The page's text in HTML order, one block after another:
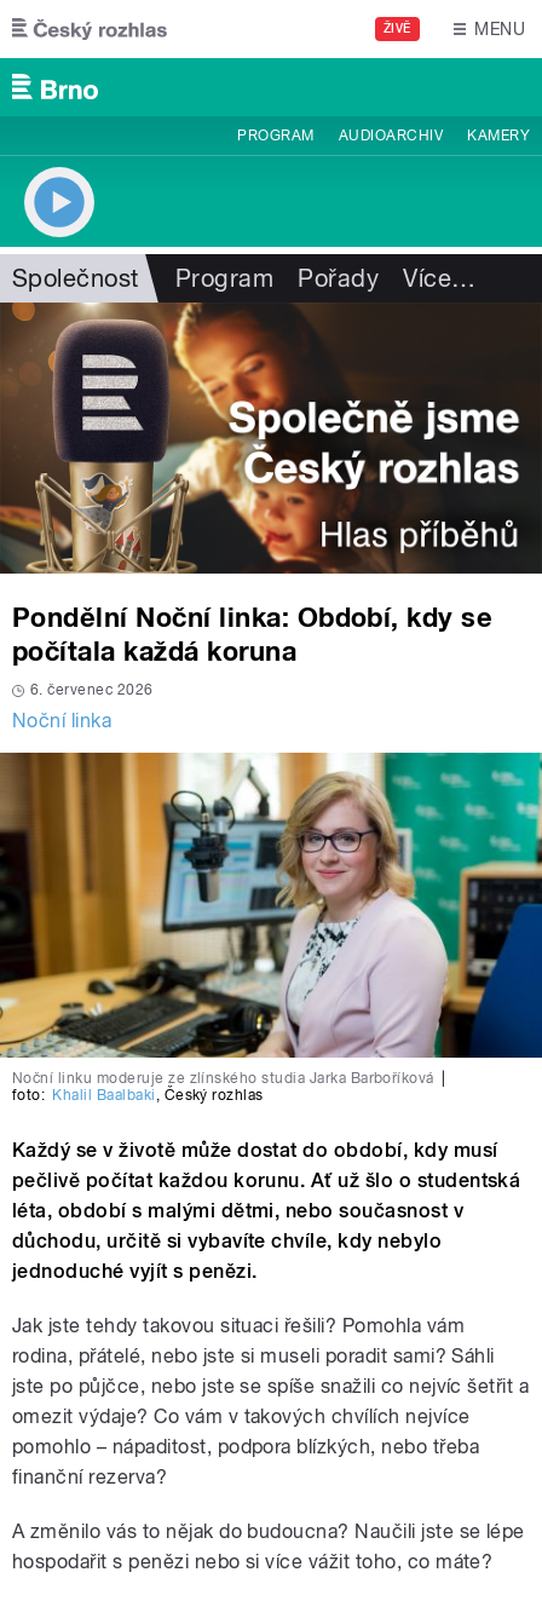
Přejít k hlavnímu obsahu
ŽIVĚ MENU
PROGRAM AUDIOARCHIV KAMERY
Společnost Program Pořady Více…
Pondělní Noční linka: Období, kdy se
počítala každá koruna
6. červenec 2026
Noční linka
Noční linku moderuje ze zlínského studia Jarka Barboříková
foto: Khalil Baalbaki , Český rozhlas
Každý se v životě může dostat do období, kdy musí
pečlivě počítat každou korunu. Ať už šlo o studentská
léta, období s malými dětmi, nebo současnost v
důchodu, určitě si vybavíte chvíle, kdy nebylo
jednoduché vyjít s penězi.
Jak jste tehdy takovou situaci řešili? Pomohla vám
rodina, přátelé, nebo jste si museli poradit sami? Sáhli
jste po půjčce, nebo jste se spíše snažili co nejvíc šetřit a
omezit výdaje? Co vám v takových chvílích nejvíce
pomohlo – nápaditost, podpora blízkých, nebo třeba
finanční rezerva?
A změnilo vás to nějak do budoucna? Naučili jste se lépe
hospodařit s penězi nebo si více vážit toho, co máte?